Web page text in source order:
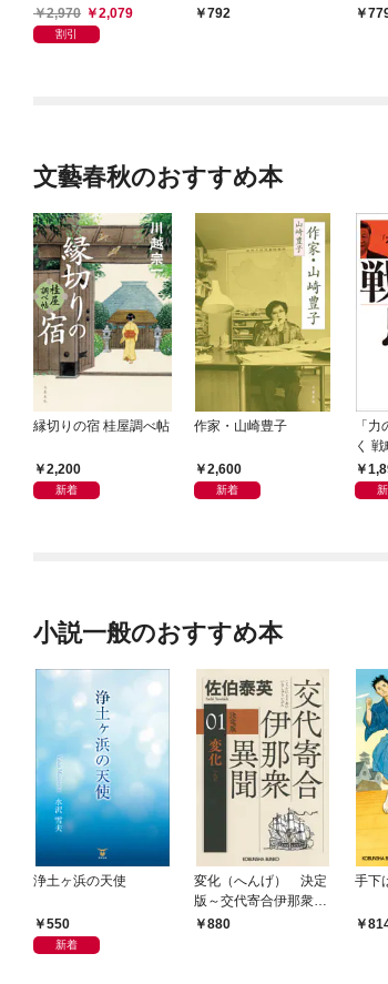
2,970
2,079
割引
史上最強の魔法使いに
792
月24
文藝春秋のおすすめ本
縁切りの宿 桂屋調べ帖
2,200
新着
作家・山崎豊子
2,600
新着
「
く
小説一般のおすすめ本
浄土ヶ浜の天使
550
新着
変化（へんげ） 決定
版～交代寄合伊那衆異
聞（1）～
880
手下